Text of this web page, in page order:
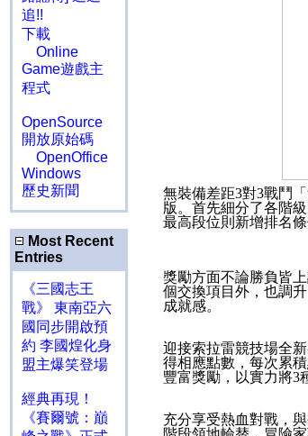
追!!
下載
Online
Game遊戲主
程式
OpenSource
開放原始碼
OpenOffice
Windows
歷史新聞
Most Recent
Entries
《三國志王
戰》 東南亞六
國同步開啟預
約 李國煌化身
盟主爆笑登場
經典再現！
《賽爾號：巔
無裝備差距3對3戰鬥
版。首先細分了各階
最高段位則新增排名
獎勵方面不論勝負皆
個交換項目外，也調
成就感。
迎接索拉雷競技場全
得相應點數，每次累
豐富獎勵，以實力將3
充分享受熱血對戰，